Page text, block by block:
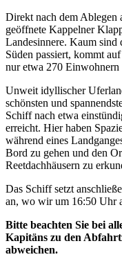
Direkt nach dem Ablegen
geöffnete Kappelner
Landesinnere. Kaum sind
Süden passiert, kommt
nur etwa 270 Einwohnern
Unweit idyllischer
schönsten und
Schiff nach etwa
erreicht. Hier haben
während eines
Bord zu gehen und den
Reetdachhäusern zu
Das Schiff setzt
an, wo wir um 16:50 Uhr
Bitte beachten Sie bei
Kapitäns zu den
abweichen.